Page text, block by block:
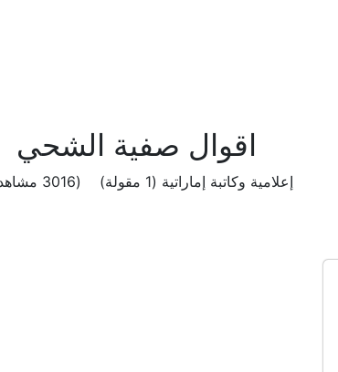
اقوال صفية الشحي
إعلامية وكاتبة إماراتية (1 مقولة) (3016 مشاهدة )